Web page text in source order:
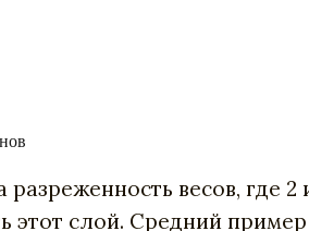
весов, где
слой. Средний